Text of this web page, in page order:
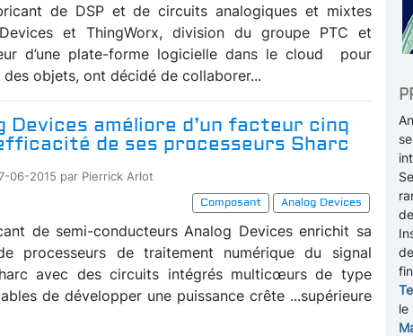
de DSP et de circuits analogiques et mixtes
et ThingWorx, division du groupe PTC et
d’une plate-forme logicielle dans le cloud
pour
des objets, ont décidé de collaborer...
Devices améliore d’un facteur cinq
de ses processeurs Sharc
06-2015 par Pierrick Arlot
Composant
Analog Devices
de semi-conducteurs Analog Devices enrichit sa
processeurs de traitement numérique du signal
avec des circuits intégrés multicœurs de type
de développer une puissance crête ...supérieure
le